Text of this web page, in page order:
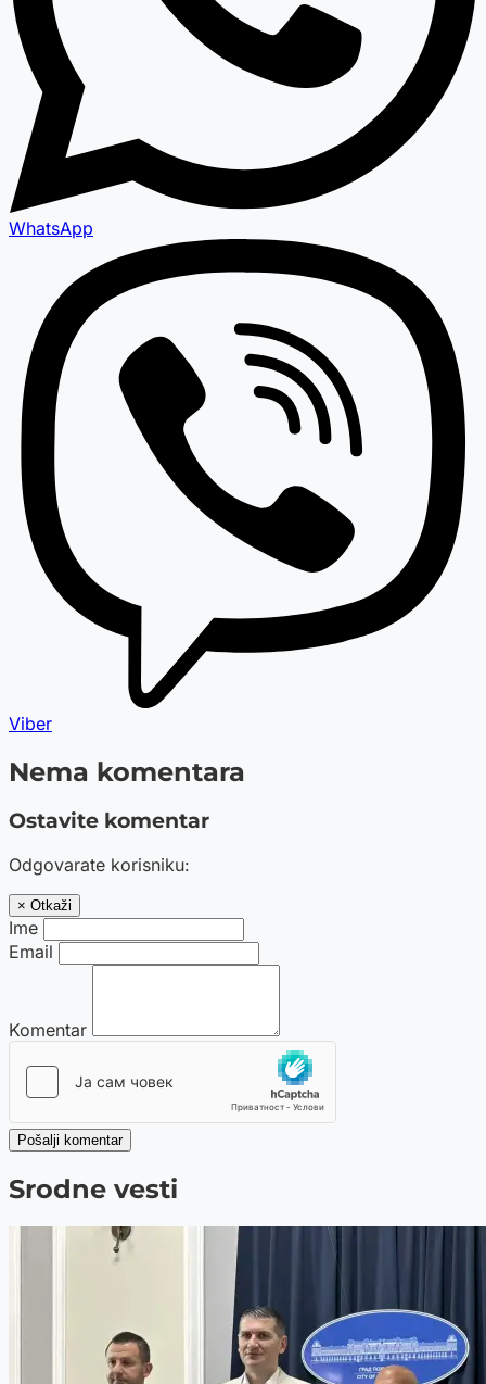
WhatsApp
Viber
Nema komentara
Ostavite komentar
Odgovarate korisniku:
× Otkaži
Ime
Email
Komentar
Pošalji komentar
Srodne vesti